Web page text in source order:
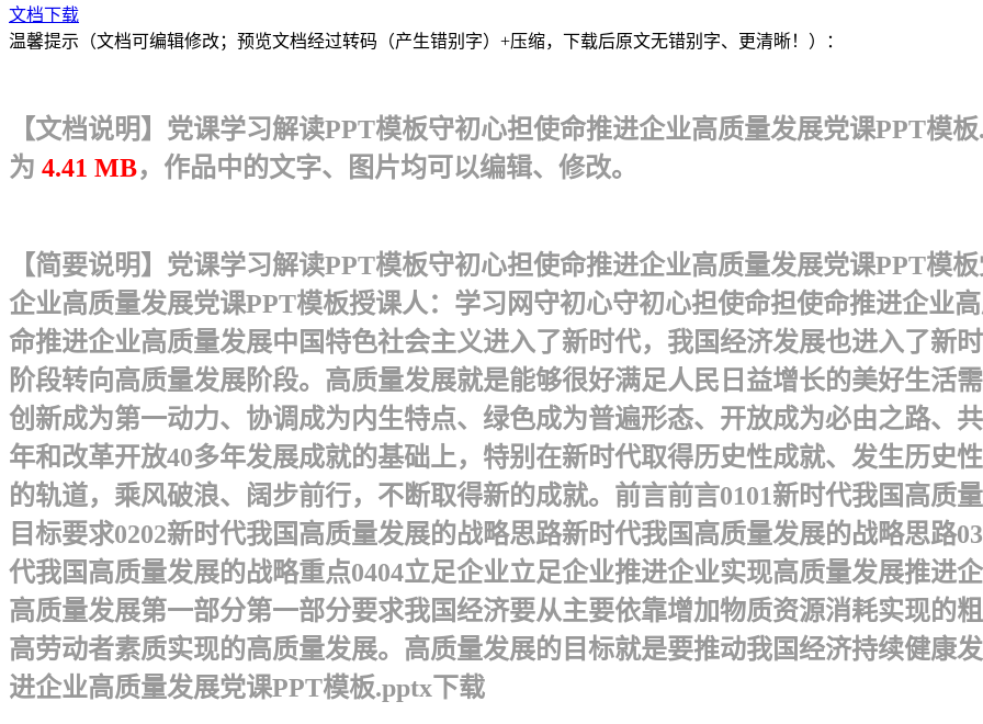
文档下载
温馨提示（文档可编辑修改；预览文档经过转码（产生错别字）+压缩，下载后原文无错别字、更清晰！）：
【文档说明】党课学习解读PPT模板守初心担使命推进企业高质量发展党课PPT模
为 4.41 MB，作品中的文字、图片均可以编辑、修改。
【简要说明】党课学习解读PPT模板守初心担使命推进企业高质量发展党课PPT模
企业高质量发展党课PPT模板 授课人：学习网守初心守初心担使命担使命推进企业
命推进企业高质量发展 中国特色社会主义进入了新时代，我国经济发展也进入了新
阶段转向高质量发展阶段。高质量发展就是能够很好满足人民日益增长的美好生活
创新成为第一动力、协调成为内生特点、绿色成为普遍形态、开放成为必由之路、
年和改革开放40多年发展成就的基础上，特别在新时代取得历史性成就、发生历史
的轨道，乘风破浪、阔步前行，不断取得新的成就。前言前言 0101新时代我国高质
目标要求0202新时代我国高质量发展的战略思路新时代我国高质量发展的战略思路
代我国高质量发展的战略重点0404立足企业立足企业推进企业实现高质量发展推进
高质量发展第一部分第一部分 要求我国经济要从主要依靠增加物质资源消耗实现的
高劳动者素质实现的高质量发展。高质量发展的目标就是要推动我国经济持续健康
进企业高质量发展党课PPT模板.pptx下载